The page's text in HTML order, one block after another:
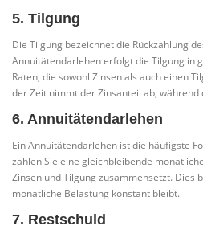
5. Tilgung
Die Tilgung bezeichnet die Rückzahlung
Annuitätendarlehen erfolgt die Tilgung in
Raten, die sowohl Zinsen als auch einen
der Zeit nimmt der Zinsanteil ab,
6. Annuitätendarlehen
Ein Annuitätendarlehen ist die häufigste
zahlen Sie eine gleichbleibende
Zinsen und Tilgung zusammensetzt. Dies
monatliche Belastung konstant bleibt.
7. Restschuld